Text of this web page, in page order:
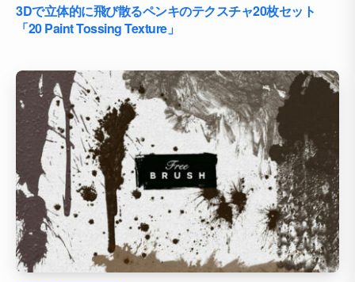
3Dで立体的に飛び散るペンキのテクスチャ20枚セット
「20 Paint Tossing Texture」